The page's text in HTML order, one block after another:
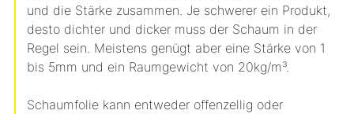
und die Stärke zusammen. Je schwerer ein Produkt,
desto dichter und dicker muss der Schaum in der
Regel sein. Meistens genügt aber eine Stärke von 1
bis 5mm und ein Raumgewicht von 20kg/m³.
Schaumfolie kann entweder offenzellig oder